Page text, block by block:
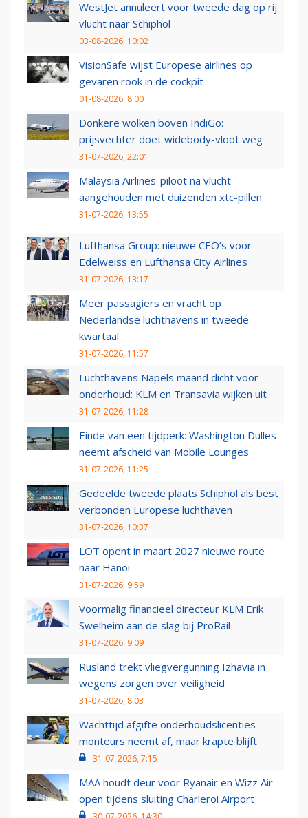
WestJet annuleert voor tweede dag op rij
vlucht naar Schiphol
03-08-2026, 10:02
VisionSafe wijst Europese airlines op
gevaren rook in de cockpit
01-08-2026, 8:00
Donkere wolken boven IndiGo:
prijsvechter doet widebody-vloot weg
31-07-2026, 22:01
Malaysia Airlines-piloot na vlucht
aangehouden met duizenden xtc-pillen
31-07-2026, 13:55
Lufthansa Group: nieuwe CEO’s voor
Edelweiss en Lufthansa City Airlines
31-07-2026, 13:17
Meer passagiers en vracht op
Nederlandse luchthavens in tweede
kwartaal
31-07-2026, 11:57
Luchthavens Napels maand dicht voor
onderhoud: KLM en Transavia wijken uit
31-07-2026, 11:28
Einde van een tijdperk: Washington Dulles
neemt afscheid van Mobile Lounges
31-07-2026, 11:25
Gedeelde tweede plaats Schiphol als best
verbonden Europese luchthaven
31-07-2026, 10:37
LOT opent in maart 2027 nieuwe route
naar Hanoi
31-07-2026, 9:59
Voormalig financieel directeur KLM Erik
Swelheim aan de slag bij ProRail
31-07-2026, 9:09
Rusland trekt vliegvergunning Izhavia in
wegens zorgen over veiligheid
31-07-2026, 8:03
Wachttijd afgifte onderhoudslicenties
monteurs neemt af, maar krapte blijft
31-07-2026, 7:15
MAA houdt deur voor Ryanair en Wizz Air
open tijdens sluiting Charleroi Airport